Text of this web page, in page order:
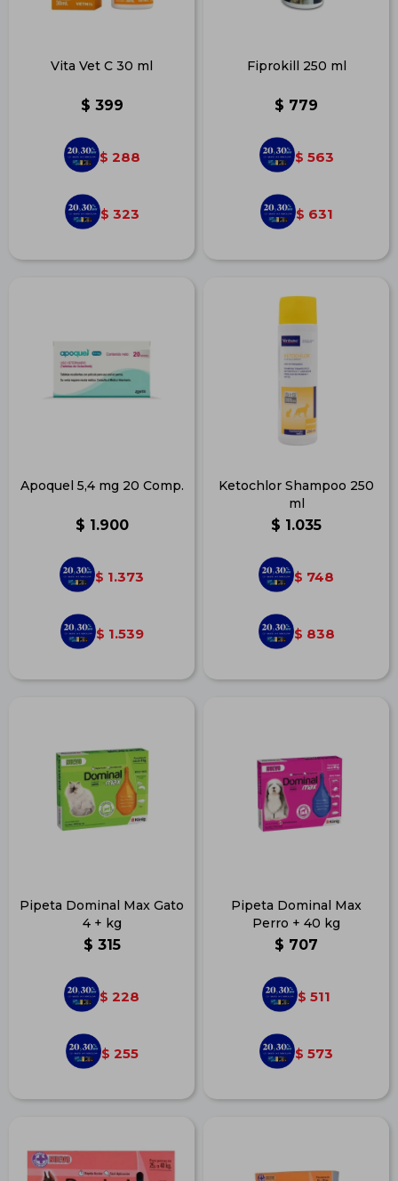
Vita Vet C 30 ml
$ 399
$ 288
$ 323
Fiprokill 250 ml
$ 779
$ 563
$ 631
Apoquel 5,4 mg 20 Comp.
$ 1.900
$ 1.373
$ 1.539
Ketochlor Shampoo 250
ml
$ 1.035
$ 748
$ 838
Pipeta Dominal Max Gato
4 + kg
$ 315
$ 228
$ 255
Pipeta Dominal Max
Perro + 40 kg
$ 707
$ 511
$ 573